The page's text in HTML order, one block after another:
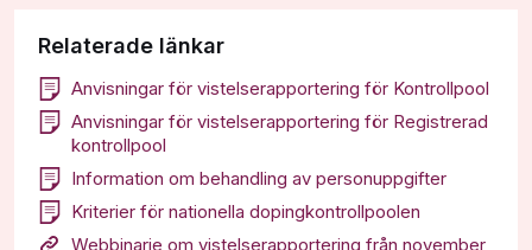
Relaterade länkar
Anvisningar för vistelserapportering för Kontrollpool
Anvisningar för vistelserapportering för Registrerad
kontrollpool
Information om behandling av personuppgifter
Kriterier för nationella dopingkontrollpoolen
Webbinarie om vistelserapportering från november